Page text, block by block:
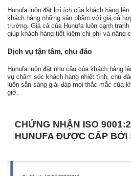
Hunufa luôn đặt lợi ích của khách hàng
khách hàng những sản phẩm với giá cả
trường. Giá cả của Hunufa luôn cạnh
giúp khách hàng tiết kiệm chi phí và nâng
Dịch vụ tận tâm, chu đáo
Hunufa luôn đặt nhu cầu của khách hàng
vụ chăm sóc khách hàng nhiệt tình, chu
luôn sẵn sàng giải đáp mọi thắc mắc của
giờ.
CHỨNG NHẬN ISO
HUNUFA ĐƯỢC CẤP BỞI